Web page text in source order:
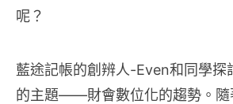
呢？
藍途記帳的創辨人-Even和同學探
的主題——財會數位化的趨勢。隨